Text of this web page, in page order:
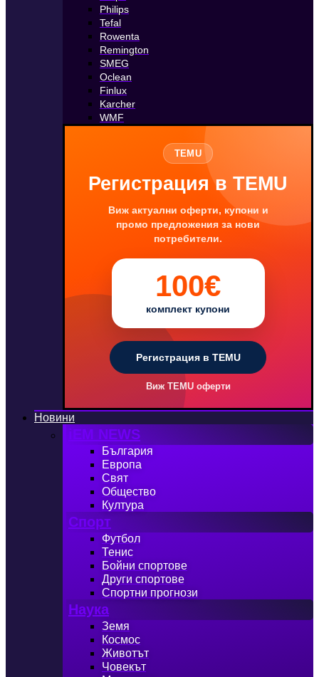
Philips
Tefal
Rowenta
Remington
SMEG
Oclean
Finlux
Karcher
WMF
TEMU
Регистрация в TEMU
Виж актуални оферти, купони и
промо предложения за нови
потребители.
100€
комплект купони
Регистрация в TEMU
Виж TEMU оферти
Новини
iEM NEWS
България
Европа
Свят
Общество
Култура
Спорт
Футбол
Тенис
Бойни спортове
Други спортове
Спортни прогнози
Наука
Земя
Космос
Животът
Човекът